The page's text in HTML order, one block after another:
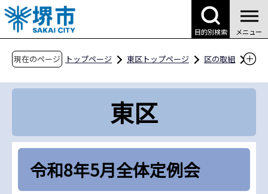
こ
の
ペ
目的別検索 メニュー
現在のページ トップページ 東区トップページ
区の取組
東区自治連合協議会東区
令和8年5月全体定例会